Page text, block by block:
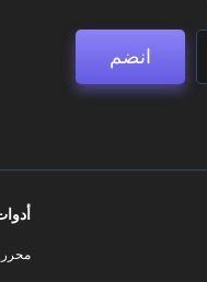
انضم
محرر